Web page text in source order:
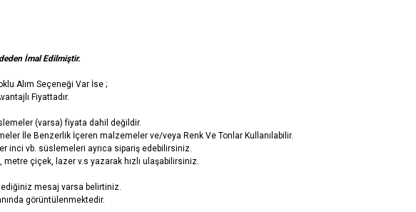
İmal Edilmiştir.
Alım Seçeneği Var İse ;
Fiyattadır.
(varsa) fiyata dahil değildir.
İle Benzerlik İçeren malzemeler ve/veya Renk Ve Tonlar Kullanılabilir.
inci vb. süslemeleri ayrıca sipariş edebilirsiniz.
çiçek, lazer v.s yazarak hızlı ulaşabilirsiniz.
mesaj varsa belirtiniz.
görüntülenmektedir.